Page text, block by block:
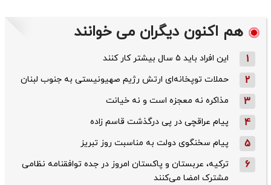
هم اکنون دیگران می خوانند
1 این افراد باید ۵ سال بیشتر کار کنند
2 حملات توپخانه‌ای ارتش رژیم صهیونیستی به جنوب لبنان
3 مذاکره نه معجزه است و نه خیانت
4 پیام عراقچی در پی درگذشت قاسم‌ زاده
5 پیام سخنگوی دولت به مناسبت روز تبریز
6
ترکیه، عربستان و پاکستان امروز در جده توافقنامه نظامی
مشترک امضا می‌کنند